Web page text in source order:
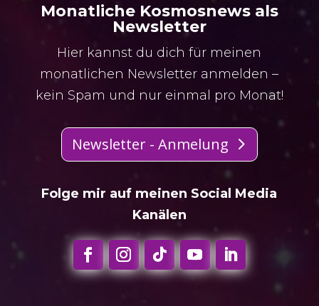
Monatliche Kosmosnews als
Newsletter
Hier kannst du dich für meinen
monatlichen Newsletter anmelden –
kein Spam und nur einmal pro Monat!
Newsletter - Anmelung
Folge mir auf meinen Social Media
Kanälen